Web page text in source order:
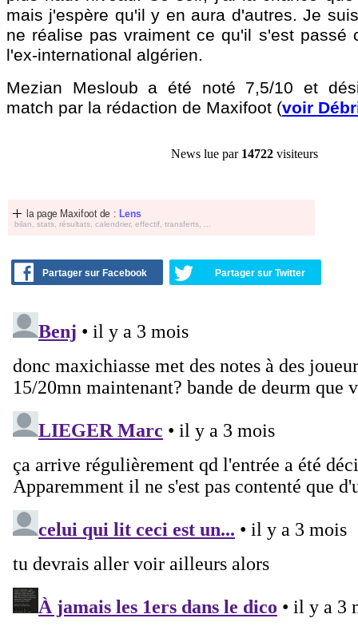
mais j'espère qu'il y en aura d'autres. Je
ne réalise pas vraiment ce qu'il s'est passé
l'ex-international algérien.
Mezian Mesloub a été noté 7,5/10 et
match par la rédaction de Maxifoot (voir
News lue par 14722 visiteurs
la page Maxifoot de : Lens
bilan, stats, résultats, calendrier, effectif, transferts, ...
Partager sur Facebook Partager sur Twitter